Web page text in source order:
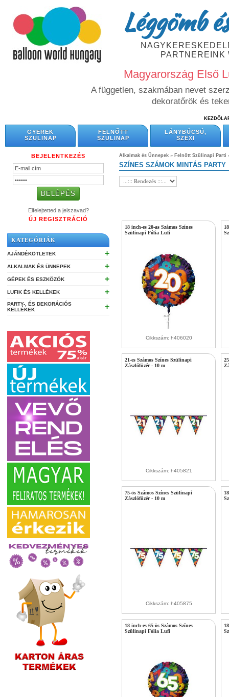
Léggömb
PARTNEREINK
Magyarország Első
A független, szakmában nevet
dekoratőrök és
GYEREK
SZÜLINAP
FELNŐTT
SZÜLINAP
LÁNYBÚCSÚ,
SZEXI
BEJELENTKEZÉS
Elfelejtetted a jelszavad?
ÚJ REGISZTRÁCIÓ
KATEGÓRIÁK
AJÁNDÉKÖTLETEK ➕
ALKALMAK ÉS ÜNNEPEK ➕
GÉPEK ÉS ESZKÖZÖK ➕
LUFIK ÉS KELLÉKEK ➕
PARTY-, ÉS DEKORÁCIÓS
KELLÉKEK
➕
Alkalmak és Ünnepek » Felnőtt Szülinapi Parti
SZÍNES SZÁMOK MINTÁS PARTY
18 inch-es 20-as Számos Színes
Szülinapi Fólia Lufi
Cikkszám: h406020
21-es Számos Színes Szülinapi
Zászlófüzér - 10 m
Cikkszám: h405821
75-ös Számos Színes Szülinapi
Zászlófüzér - 10 m
Cikkszám: h405875
18 inch-es 65-ös Számos Színes
Szülinapi Fólia Lufi